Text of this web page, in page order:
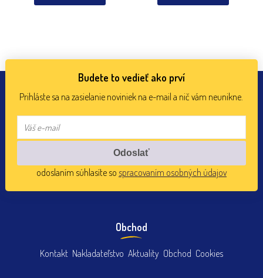
Budete to vedieť ako prví
Prihláste sa na zasielanie noviniek na e-mail a nič vám neunikne.
odoslaním súhlasíte so spracovaním osobných údajov
Obchod
Kontakt Nakladateľstvo Aktuality Obchod Cookies